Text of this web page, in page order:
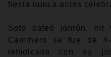
fiesta nunca antes
Soto bateó jonrón, hit
Caminero se fue de
remolcada con su